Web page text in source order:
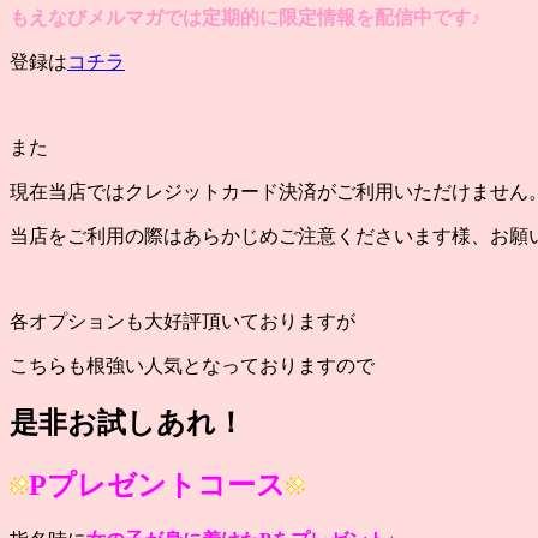
もえなびメルマガでは定期的に限定情報を配信中です♪
登録はコチラ
また
現在当店ではクレジットカード決済がご利用いただけません。
当店をご利用の際はあらかじめご注意くださいます様、お願
各オプションも大好評頂いておりますが
こちらも根強い人気となっておりますので
是非お試しあれ！
Pプレゼントコース